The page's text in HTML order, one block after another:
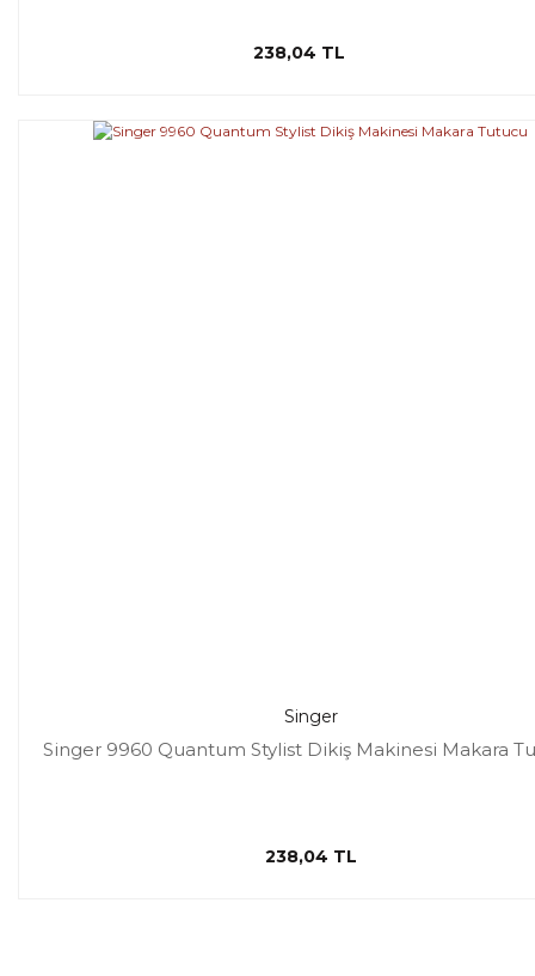
238,04 TL
Singer
Singer 9960 Quantum Stylist Dikiş Makinesi Makara
238,04 TL